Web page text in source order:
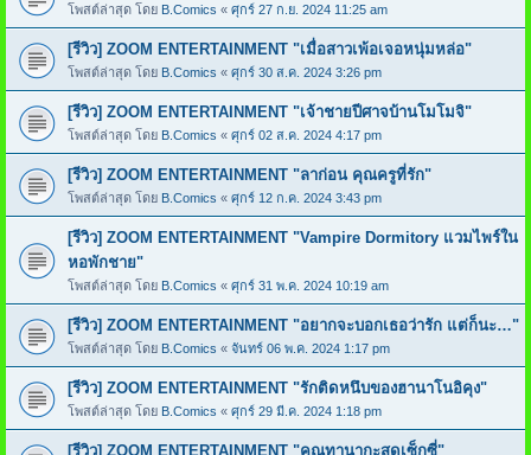
โพสต์ล่าสุด โดย B.Comics « ศุกร์ 27 ก.ย. 2024 11:25 am
[รีวิว] ZOOM ENTERTAINMENT "เมื่อสาวเพ้อเจอหนุ่มหล่อ"
โพสต์ล่าสุด โดย B.Comics « ศุกร์ 30 ส.ค. 2024 3:26 pm
[รีวิว] ZOOM ENTERTAINMENT "เจ้าชายปีศาจบ้านโมโมจิ"
โพสต์ล่าสุด โดย B.Comics « ศุกร์ 02 ส.ค. 2024 4:17 pm
[รีวิว] ZOOM ENTERTAINMENT "ลาก่อน คุณครูที่รัก"
โพสต์ล่าสุด โดย B.Comics « ศุกร์ 12 ก.ค. 2024 3:43 pm
[รีวิว] ZOOM ENTERTAINMENT "Vampire Dormitory แวมไพร์ใน
หอพักชาย"
โพสต์ล่าสุด โดย B.Comics « ศุกร์ 31 พ.ค. 2024 10:19 am
[รีวิว] ZOOM ENTERTAINMENT "อยากจะบอกเธอว่ารัก แต่ก็นะ…"
โพสต์ล่าสุด โดย B.Comics « จันทร์ 06 พ.ค. 2024 1:17 pm
[รีวิว] ZOOM ENTERTAINMENT "รักติดหนึบของฮานาโนอิคุง"
โพสต์ล่าสุด โดย B.Comics « ศุกร์ 29 มี.ค. 2024 1:18 pm
[รีวิว] ZOOM ENTERTAINMENT "คุณทานากะสุดเซ็กซี่"